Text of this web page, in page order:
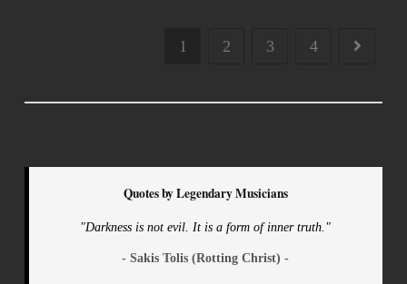
1 2 3 4
Quotes by Legendary Musicians
"Darkness is not evil. It is a form of inner truth."
- Sakis Tolis (Rotting Christ) -